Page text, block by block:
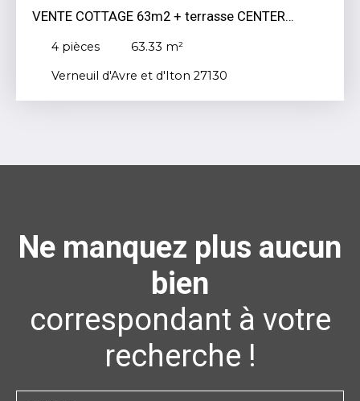
VENTE COTTAGE 63m2 + terrasse CENTER
4 pièces 63.33 m²
Verneuil d'Avre et d'Iton 27130
Ne manquez plus aucun
bien
correspondant à votre
recherche !